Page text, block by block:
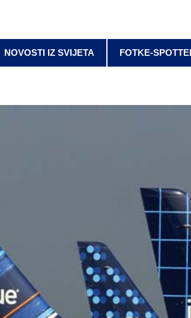
NOVOSTI IZ SVIJETA FOTKE-